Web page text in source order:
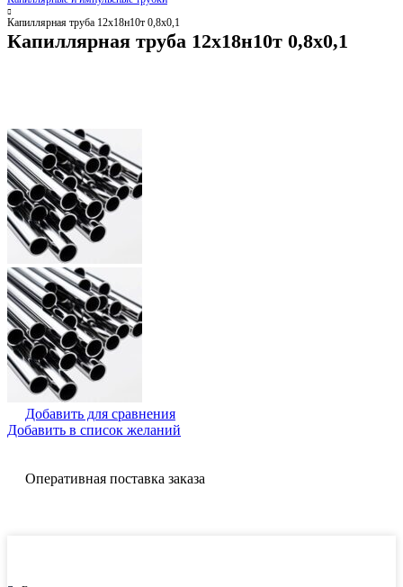
Капиллярная труба 12х18н10т 0,8х0,1
Капиллярная труба 12х18н10т 0,8х0,1
Добавить для сравнения
Добавить в список желаний
Оперативная поставка заказа